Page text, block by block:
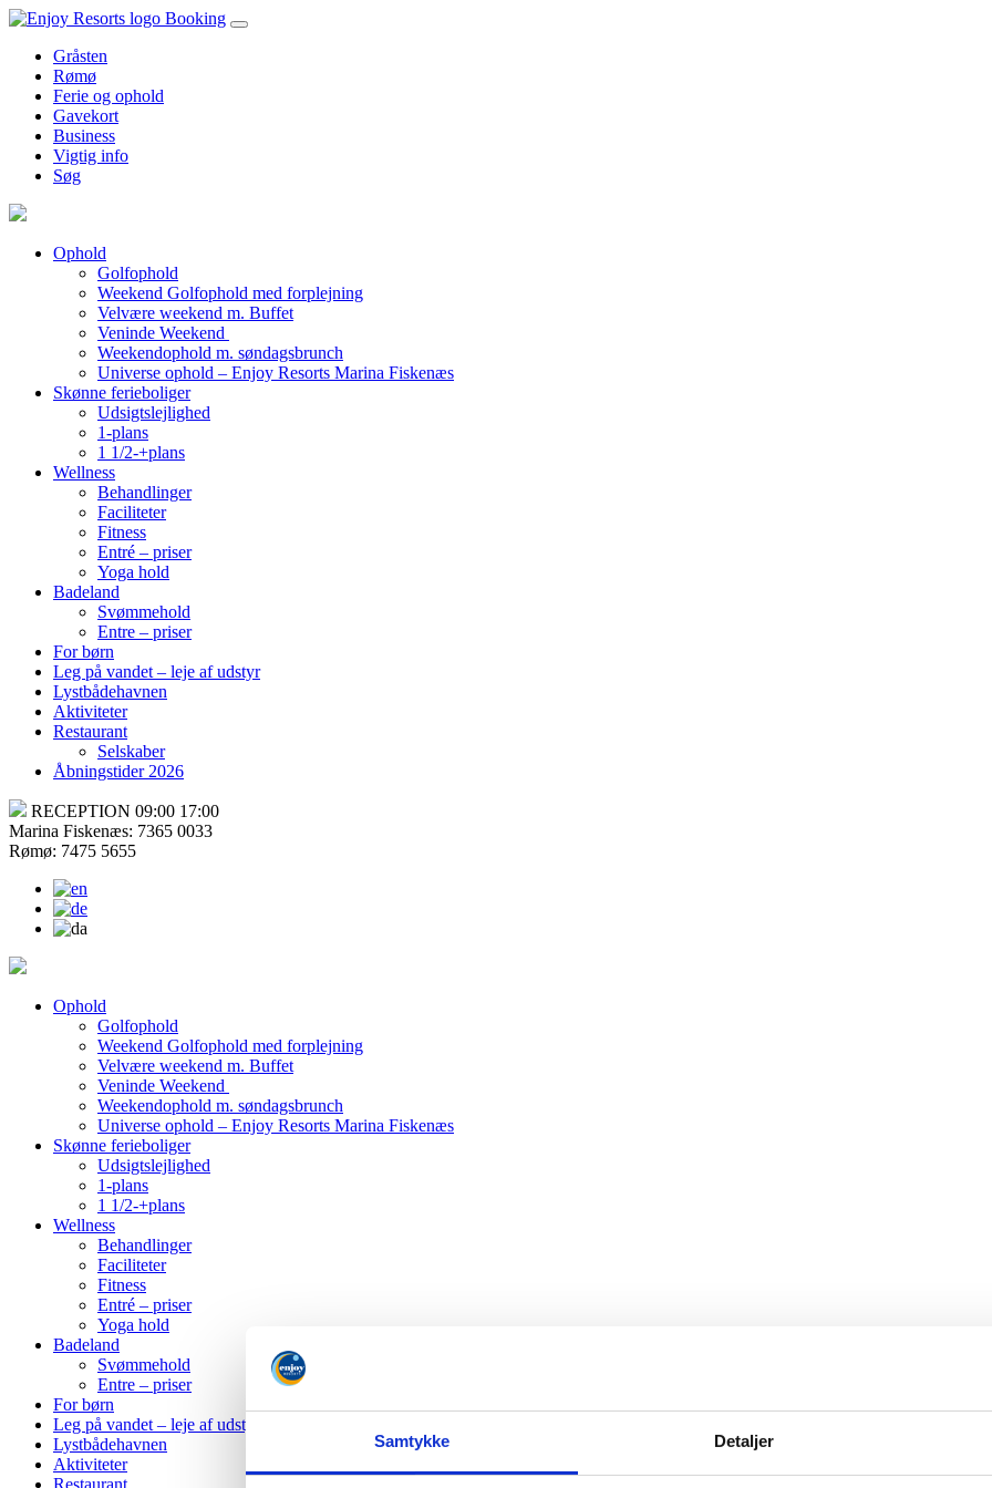
Samtykke Detaljer
Booking
Gråsten
Rømø
Ferie og ophold
Gavekort
Business
Vigtig info
Søg
Ophold
Golfophold
Weekend Golfophold med forplejning
Velvære weekend m. Buffet
Veninde Weekend
Weekendophold m. søndagsbrunch
Universe ophold – Enjoy Resorts Marina Fiskenæs
Skønne ferieboliger
Udsigtslejlighed
1-plans
1 1/2-+plans
Wellness
Behandlinger
Faciliteter
Fitness
Entré – priser
Yoga hold
Badeland
Svømmehold
Entre – priser
For børn
Leg på vandet – leje af udstyr
Lystbådehavnen
Aktiviteter
Restaurant
Selskaber
Åbningstider 2026
RECEPTION 09:00 17:00
Marina Fiskenæs: 7365 0033
Rømø: 7475 5655
Ophold
Golfophold
Weekend Golfophold med forplejning
Velvære weekend m. Buffet
Veninde Weekend
Weekendophold m. søndagsbrunch
Universe ophold – Enjoy Resorts Marina Fiskenæs
Skønne ferieboliger
Udsigtslejlighed
1-plans
1 1/2-+plans
Wellness
Behandlinger
Faciliteter
Fitness
Entré – priser
Yoga hold
Badeland
Svømmehold
Entre – priser
For børn
Leg på vandet – leje af udstyr
Lystbådehavnen
Aktiviteter
Restaurant